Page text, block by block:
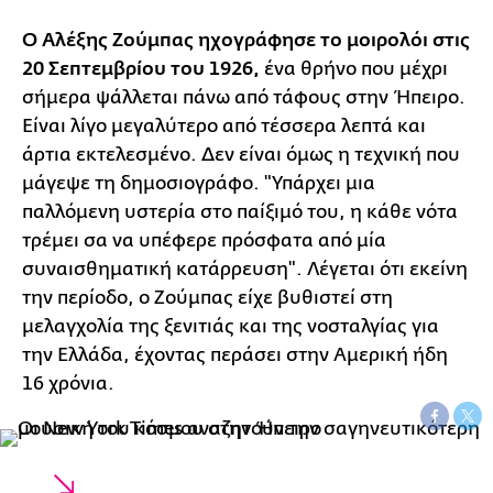
Ο Αλέξης Ζούμπας ηχογράφησε το μοιρολόι στις
20 Σεπτεμβρίου του 1926, ένα θρήνο που μέχρι
σήμερα ψάλλεται πάνω από τάφους στην Ήπειρο.
Είναι λίγο μεγαλύτερο από τέσσερα λεπτά και
άρτια εκτελεσμένο. Δεν είναι όμως η τεχνική που
μάγεψε τη δημοσιογράφο. "Υπάρχει μια
παλλόμενη υστερία στο παίξιμό του, η κάθε νότα
τρέμει σα να υπέφερε πρόσφατα από μία
συναισθηματική κατάρρευση". Λέγεται ότι εκείνη
την περίοδο, ο Ζούμπας είχε βυθιστεί στη
μελαγχολία της ξενιτιάς και της νοσταλγίας για
την Ελλάδα, έχοντας περάσει στην Αμερική ήδη
16 χρόνια.